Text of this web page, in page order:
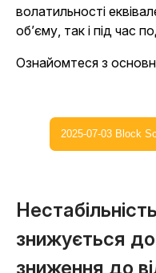
волатильності
об’єму, так і під час
Ознайомтеся з
2025-07-03 Block
знижується
зниження до